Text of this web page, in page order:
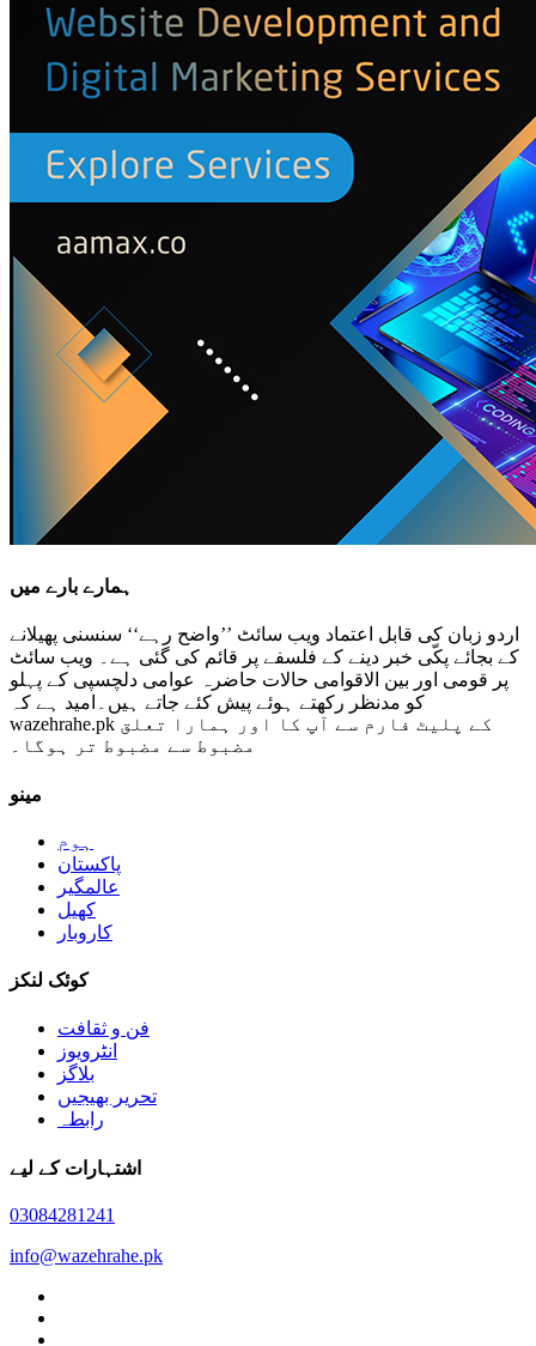
ہمارے بارے میں
اردو زبان کی قابل اعتماد ویب سائٹ ’’واضح رہے‘‘ سنسنی پھیلانے
کے بجائے پکّی خبر دینے کے فلسفے پر قائم کی گئی ہے۔ ویب سائٹ
پر قومی اور بین الاقوامی حالات حاضرہ عوامی دلچسپی کے پہلو
کو مدنظر رکھتے ہوئے پیش کئے جاتے ہیں۔امید ہے کہ
wazehrahe.pk کے پلیٹ فارم سے آپ کا اور ہمارا تعلق
مضبوط سے مضبوط تر ہوگا۔
مینو
ہوم
پاکستان
عالمگیر
کھیل
کاروبار
کوئک لنکز
فن و ثقافت
انٹرویوز
بلاگز
تحریر بھیجیں
رابطہ
اشتہارات کے لیے
03084281241
info@wazehrahe.pk